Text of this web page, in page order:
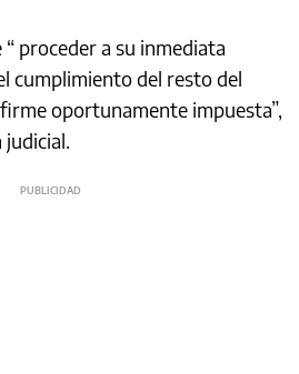
proceder a su inmediata
cumplimiento del resto del
oportunamente impuesta”,